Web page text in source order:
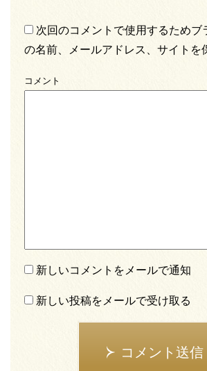
次回のコメントで使用するためブ
の名前、メールアドレス、サイトを
コメント
新しいコメントをメールで通知
新しい投稿をメールで受け取る
コメント送信